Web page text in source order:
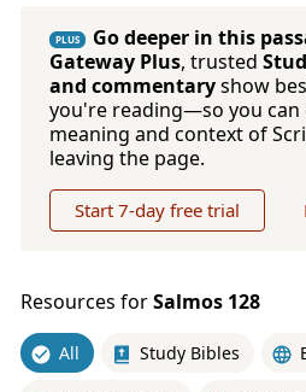
PLUS Go deeper in this
Gateway Plus, trusted
and commentaryshow
you're reading—so you can
meaning and context of
leaving the page.
Start 7-day free trial
Resources forSalmos 128
All Study Bibles